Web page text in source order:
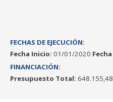
FECHAS DE EJECUCIÓN:
Fecha Inicio: 01/01/2020
FINANCIACIÓN:
Presupuesto Total: